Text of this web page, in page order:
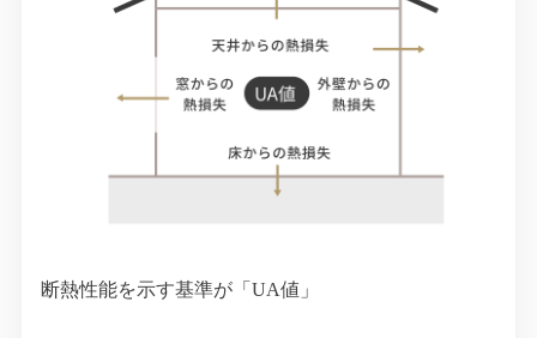
断熱性能を示す基準が「UA値」